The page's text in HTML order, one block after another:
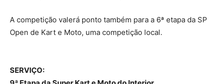
A competição valerá ponto também para a 6ª etapa da SP
Open de Kart e Moto, uma competição local.
SERVIÇO: